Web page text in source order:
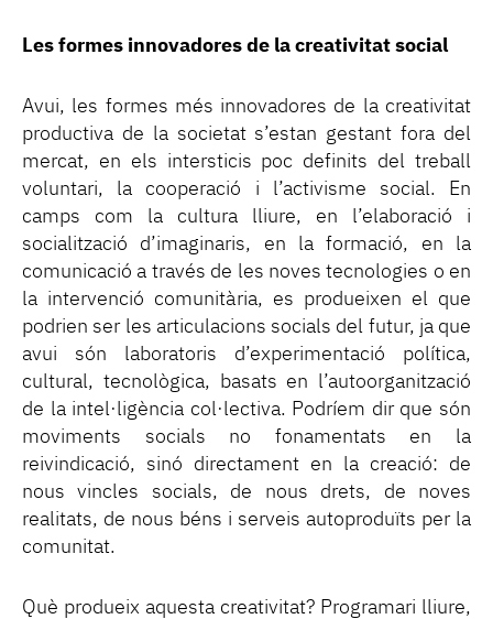
Les formes innovadores de la creativitat social
Avui, les formes més innovadores de la creativitat
productiva de la societat s’estan gestant fora del
mercat, en els intersticis poc definits del treball
voluntari, la cooperació i l’activisme social. En
camps com la cultura lliure, en l’elaboració i
socialització d’imaginaris, en la formació, en la
comunicació a través de les noves tecnologies o en
la intervenció comunitària, es produeixen el que
podrien ser les articulacions socials del futur, ja que
avui són laboratoris d’experimentació política,
cultural, tecnològica, basats en l’autoorganització
de la intel·ligència col·lectiva. Podríem dir que són
moviments socials no fonamentats en la
reivindicació, sinó directament en la creació: de
nous vincles socials, de nous drets, de noves
realitats, de nous béns i serveis autoproduïts per la
comunitat.
Què produeix aquesta creativitat? Programari lliure,